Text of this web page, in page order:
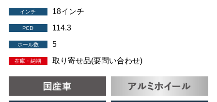
インチ 18インチ
PCD 114.3
ホール数 5
在庫・納期 取り寄せ品(要問い合わせ)